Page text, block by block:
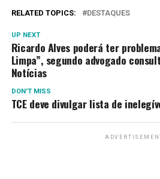
RELATED TOPICS: DESTAQUES
UP NEXT
Ricardo Alves poderá ter
Limpa”, segundo advogado
Notícias
DON'T MISS
TCE deve divulgar lista de